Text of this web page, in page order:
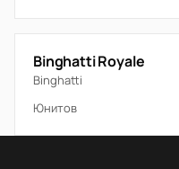
Binghatti Royale
Binghatti
Юнитов